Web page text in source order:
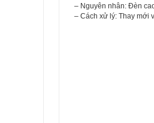
– Nguyên nhân: Đèn
– Cách xử lý: Thay mới